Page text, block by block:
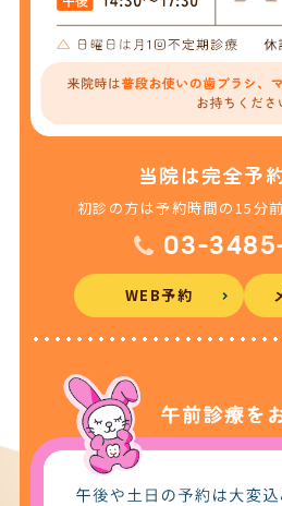
当院は完全予
初診の方は予約時間の15分
03-
WEB予約